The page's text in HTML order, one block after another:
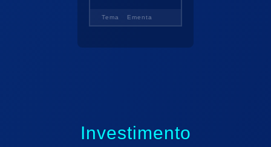
Tema Ementa
Investimento